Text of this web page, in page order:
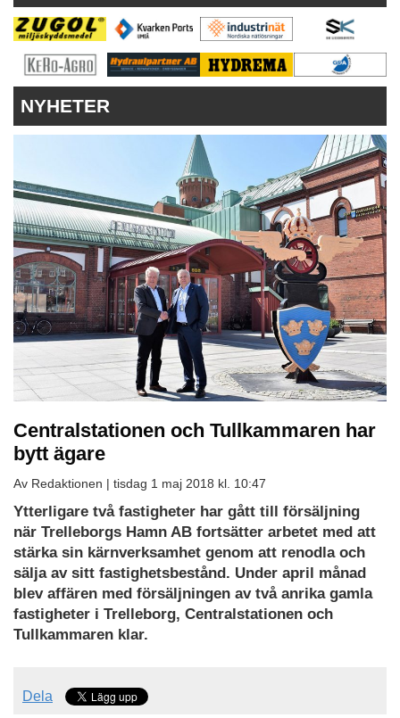
KONTAKT
VÅRA ANDRA MAGASIN
PRENUMERERA
ANNONSERA
NYHETER
Centralstationen och Tullkammaren har
bytt ägare
Av Redaktionen | tisdag 1 maj 2018 kl. 10:47
Ytterligare två fastigheter har gått till försäljning
när Trelleborgs Hamn AB fortsätter arbetet med att
stärka sin kärnverksamhet genom att renodla och
sälja av sitt fastighetsbestånd. Under april månad
blev affären med försäljningen av två anrika gamla
fastigheter i Trelleborg, Centralstationen och
Tullkammaren klar.
Dela